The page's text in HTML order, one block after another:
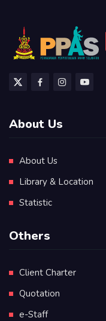
About Us
About Us
Library & Location
Statistic
Others
Client Charter
Quotation
e-Staff